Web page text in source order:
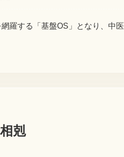
羅する「基盤OS」となり、中
剋